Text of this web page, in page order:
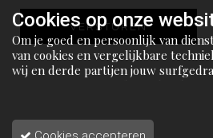
m
a
i
l
d
VERSTUREN
Cookies op onze
Om je goed en persoonlijk van
van cookies en vergelijkbare
wij en derde partijen jouw